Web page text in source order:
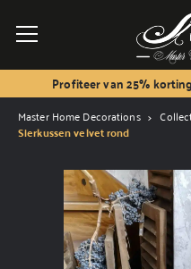
Profiteer van 25%
Master Home Decorations
Sierkussen velvet rond